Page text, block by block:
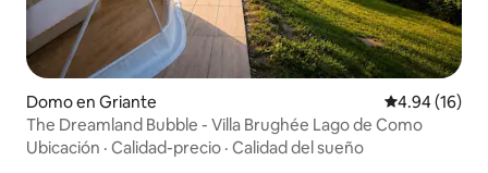
Domo en Griante Calificación
4.94 (16)
The Dreamland Bubble - Villa Brughée Lago de Como
Ubicación · Calidad-precio · Calidad del sueño